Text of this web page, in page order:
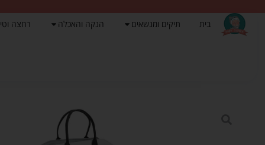
בית תיקים ומנשאים הנקה והאכלה רחצה